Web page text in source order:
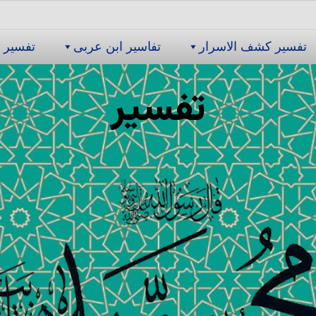
تفسیر كشف الاسرار تفاسیر ابن عربى تفسیر
تفسیر